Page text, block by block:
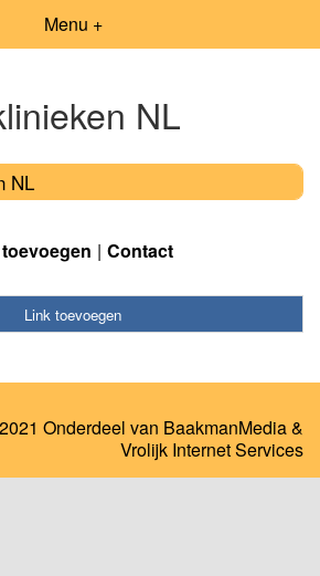
Menu +
NL
NL
Contact
Link toevoegen
Onderdeel van BaakmanMedia&
Vrolijk Internet Services